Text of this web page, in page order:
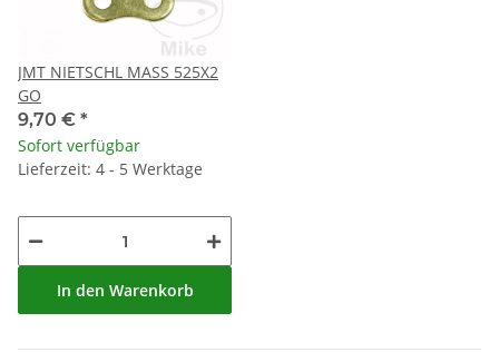
JMT NIETSCHL MASS 525X2
GO
9,70 € *
Sofort verfügbar
Lieferzeit: 4 - 5 Werktage
In den Warenkorb